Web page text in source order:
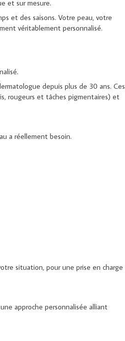
et sur mesure.
et des saisons. Votre peau, votre
véritablement personnalisé.
depuis plus de 30 ans. Ces
rougeurs et tâches pigmentaires) et
a réellement besoin.
situation, pour une prise en charge
approche personnalisée alliant